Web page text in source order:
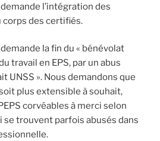
demande l’intégration des
corps des certifiés.
demande la fin du « bénévolat
travail en EPS, par un abus
UNSS ». Nous demandons que
plus extensible à souhait,
corvéables à merci selon
se trouvent parfois abusés dans